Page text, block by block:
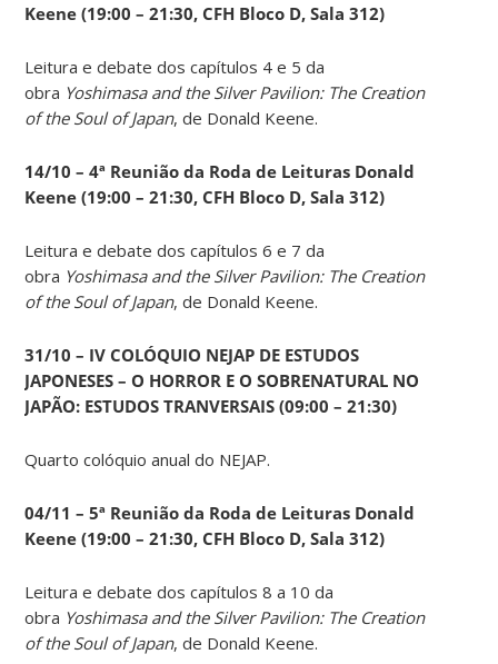
Keene (19:00 – 21:30, CFH Bloco D, Sala 312)
Leitura e debate dos capítulos 4 e 5 da
obra Yoshimasa and the Silver Pavilion: The Creation
of the Soul of Japan, de Donald Keene.
14/10 – 4ª Reunião da Roda de Leituras Donald
Keene (19:00 – 21:30, CFH Bloco D, Sala 312)
Leitura e debate dos capítulos 6 e 7 da
obra Yoshimasa and the Silver Pavilion: The Creation
of the Soul of Japan, de Donald Keene.
31/10 – IV COLÓQUIO NEJAP DE ESTUDOS
JAPONESES – O HORROR E O SOBRENATURAL NO
JAPÃO: ESTUDOS TRANVERSAIS (09:00 – 21:30)
Quarto colóquio anual do NEJAP.
04/11 – 5ª Reunião da Roda de Leituras Donald
Keene (19:00 – 21:30, CFH Bloco D, Sala 312)
Leitura e debate dos capítulos 8 a 10 da
obra Yoshimasa and the Silver Pavilion: The Creation
of the Soul of Japan, de Donald Keene.